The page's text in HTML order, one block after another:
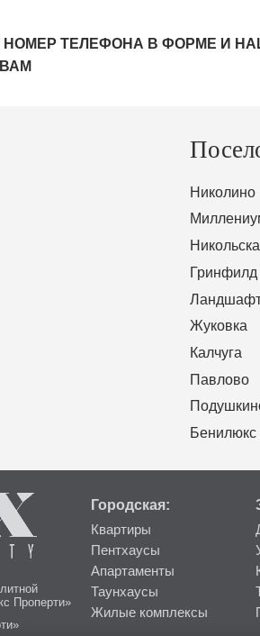
НОМЕР ТЕЛЕФОНА В ФОРМЕ И
Николино
Гринфилд
Жуковка
Калчуга
Павлово
Бенилюкс
Проперти»
Городская:
Квартиры
Пентхаусы
Апартаменты
Таунхаусы
Жилые комплексы